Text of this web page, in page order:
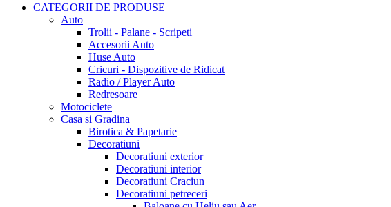
CATEGORII DE PRODUSE
Auto
Trolii - Palane - Scripeti
Accesorii Auto
Huse Auto
Cricuri - Dispozitive de Ridicat
Radio / Player Auto
Redresoare
Motociclete
Casa si Gradina
Birotica & Papetarie
Decoratiuni
Decoratiuni exterior
Decoratiuni interior
Decoratiuni Craciun
Decoratiuni petreceri